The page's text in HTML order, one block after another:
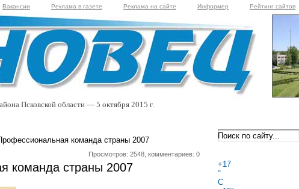
Вакансии Реклама в газете Реклама на сайте Информер Рейтинг сайтов
Псковской области — 5 октября 2015 г.
команда страны 2007
Просмотров: 2548, комментариев: 0
команда страны 2007 +17
°
C